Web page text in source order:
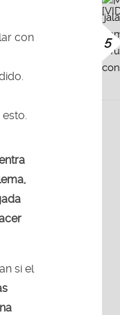
con
si el
5